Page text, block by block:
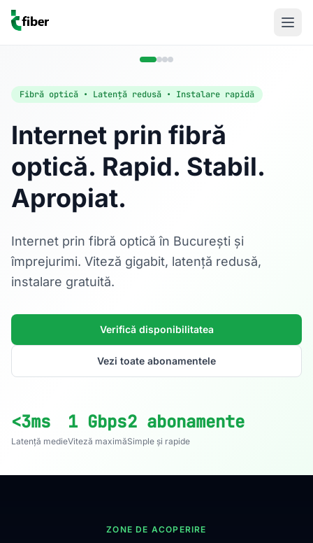
Fibră optică • Latență redusă • Instalare rapidă
Internet prin fibră
optică. Rapid. Stabil.
Apropiat.
Internet prin fibră optică în București și
împrejurimi. Viteză gigabit, latență redusă,
instalare gratuită.
Verifică disponibilitatea
Vezi toate abonamentele
<3ms
Latență medie
1 Gbps
Viteză maximă
2 abonamente
Simple și rapide
Acasă
Internet Rezidențial
Fibră optică până la 1 Gbps, direct în casa ta.
ZONE DE ACOPERIRE